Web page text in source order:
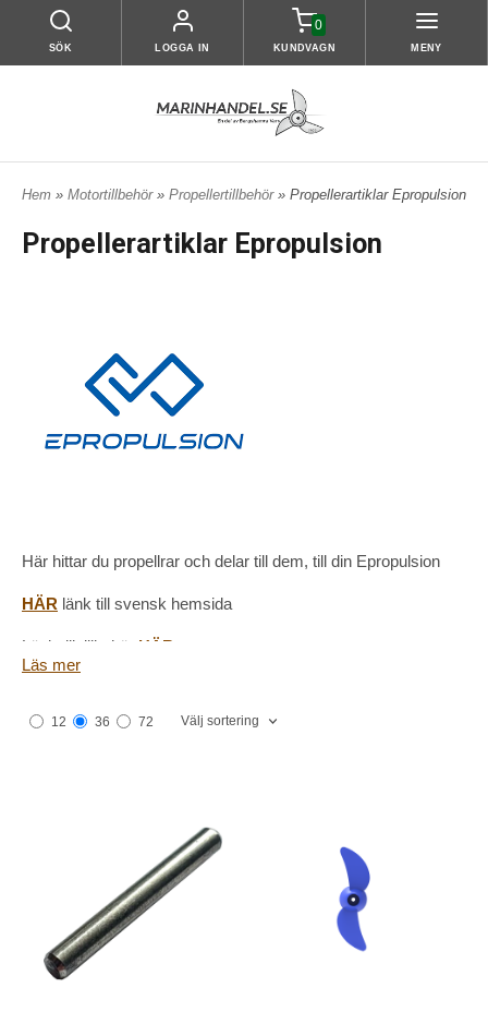
SÖK LOGGA IN
0
KUNDVAGN MENY
Hem » Motortillbehör » Propellertillbehör » Propellerartiklar Epropulsion
Propellerartiklar Epropulsion
Här hittar du propellrar och delar till dem, till din Epropulsion
HÄR länk till svensk hemsida
Länk till tillbehör HÄR
Läs mer
12 36 72 Välj sortering